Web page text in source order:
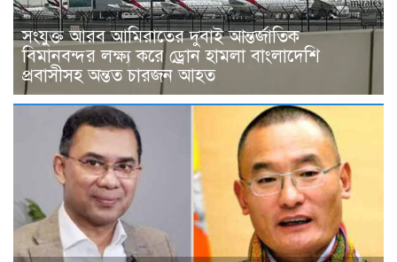
সংযুক্ত আরব আমিরাতের দুবাই আন্তর্জাতিক
বিমানবন্দর লক্ষ্য করে ড্রোন হামলা বাংলাদেশি
প্রবাসীসহ অন্তত চারজন আহত